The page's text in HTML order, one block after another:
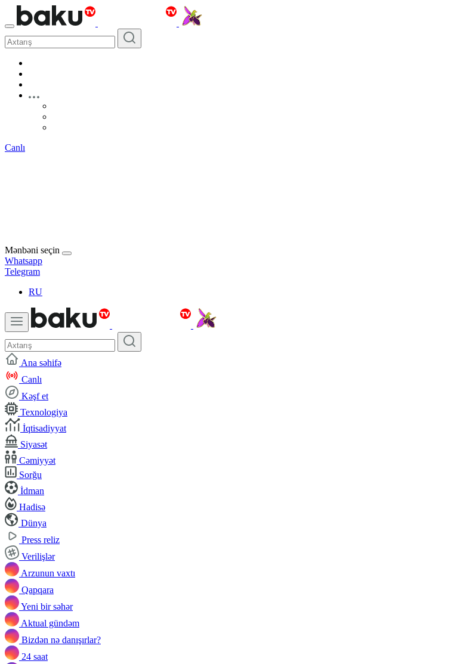
Canlı
Mənbəni seçin
Whatsapp
Telegram
RU
Ana səhifə
Canlı
Kəşf et
Texnologiya
İqtisadiyyat
Siyasət
Cəmiyyət
Sorğu
İdman
Hadisə
Dünya
Press reliz
Verilişlər
Arzunun vaxtı
Qapqara
Yeni bir səhər
Aktual gündəm
Bizdən nə danışırlar?
24 saat